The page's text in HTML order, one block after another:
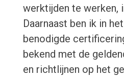
werktijden te werken,
Daarnaast ben ik in
benodigde
bekend met de
en richtlijnen op het